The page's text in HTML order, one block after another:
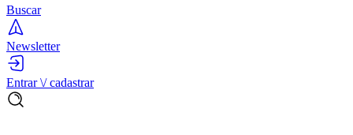
Buscar
Newsletter
Entrar \/ cadastrar